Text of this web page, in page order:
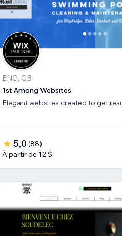
ENG, GB
1st Among Websites
Elegant websites created to get
5,0 (88)
À partir de 12 $